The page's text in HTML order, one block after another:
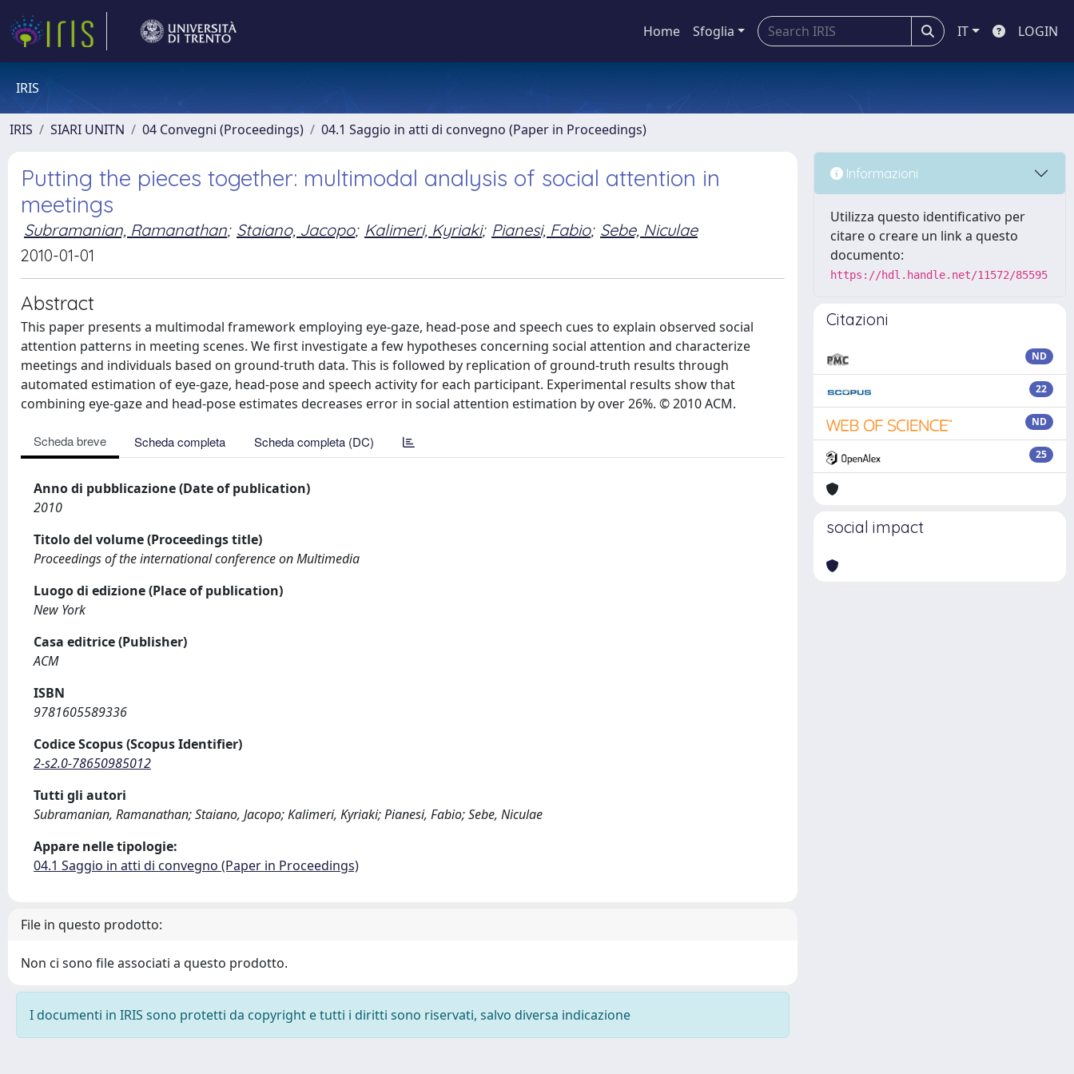
Home Sfoglia IT LOGIN
IRIS
IRIS SIARI UNITN 04 Convegni (Proceedings) 04.1 Saggio in atti di convegno (Paper in Proceedings)
Putting the pieces together: multimodal analysis of social attention in
meetings
Subramanian, Ramanathan; Staiano, Jacopo; Kalimeri, Kyriaki; Pianesi, Fabio; Sebe, Niculae
2010-01-01
Abstract
This paper presents a multimodal framework employing eye-gaze, head-pose and speech cues to explain observed social
attention patterns in meeting scenes. We first investigate a few hypotheses concerning social attention and characterize
meetings and individuals based on ground-truth data. This is followed by replication of ground-truth results through
automated estimation of eye-gaze, head-pose and speech activity for each participant. Experimental results show that
combining eye-gaze and head-pose estimates decreases error in social attention estimation by over 26%. © 2010 ACM.
Scheda breve Scheda completa Scheda completa (DC)
Anno di pubblicazione (Date of publication)
2010
Titolo del volume (Proceedings title)
Proceedings of the international conference on Multimedia
Luogo di edizione (Place of publication)
New York
Casa editrice (Publisher)
ACM
ISBN
9781605589336
Codice Scopus (Scopus Identifier)
2-s2.0-78650985012
Tutti gli autori
Subramanian, Ramanathan; Staiano, Jacopo; Kalimeri, Kyriaki; Pianesi, Fabio; Sebe, Niculae
Appare nelle tipologie:
04.1 Saggio in atti di convegno (Paper in Proceedings)
File in questo prodotto:
Non ci sono file associati a questo prodotto.
I documenti in IRIS sono protetti da copyright e tutti i diritti sono riservati, salvo diversa indicazione
Informazioni
Utilizza questo identificativo per
citare o creare un link a questo
documento:
https://hdl.handle.net/11572/85595
Citazioni
ND
22
ND
25
social impact